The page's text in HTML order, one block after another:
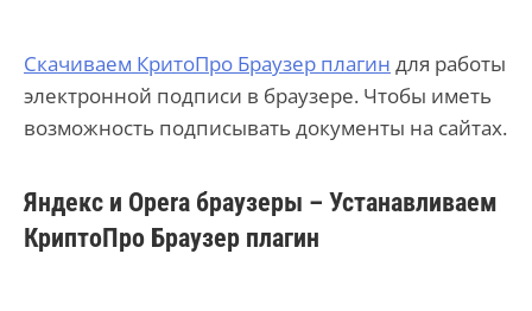
Скачиваем КритоПро Браузер плагин для работы
электронной подписи в браузере. Чтобы иметь
возможность подписывать документы на сайтах.
Яндекс и Opera браузеры – Устанавливаем
КриптоПро Браузер плагин